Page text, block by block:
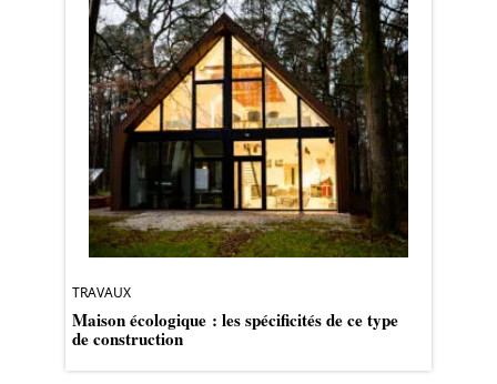
TRAVAUX
Maison écologique : les spécificités de ce type
de construction